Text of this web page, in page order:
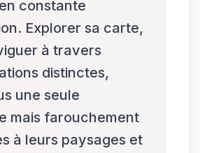
constante
Explorer sa carte,
à travers
distinctes,
une seule
mais farouchement
à leurs paysages et